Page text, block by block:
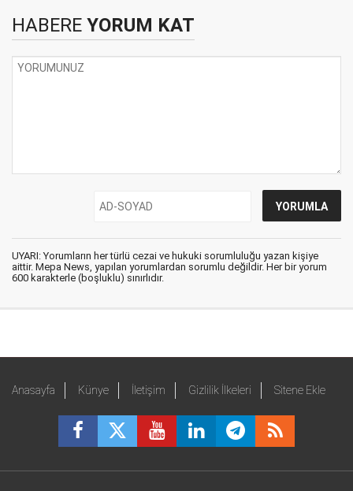
HABERE YORUM KAT
UYARI: Yorumların her türlü cezai ve hukuki sorumluluğu yazan kişiye
aittir. Mepa News, yapılan yorumlardan sorumlu değildir. Her bir yorum
600 karakterle (boşluklu) sınırlıdır.
Anasayfa Künye İletişim Gizlilik İlkeleri Sitene Ekle